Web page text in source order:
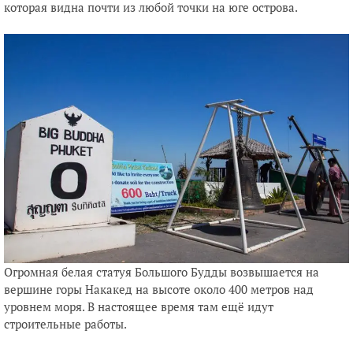
которая видна почти из любой точки на юге острова.
Огромная белая статуя Большого Будды возвышается на
вершине горы Накакед на высоте около 400 метров над
уровнем моря. В настоящее время там ещё идут
строительные работы.